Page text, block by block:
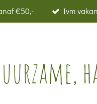
€50,- Ivm